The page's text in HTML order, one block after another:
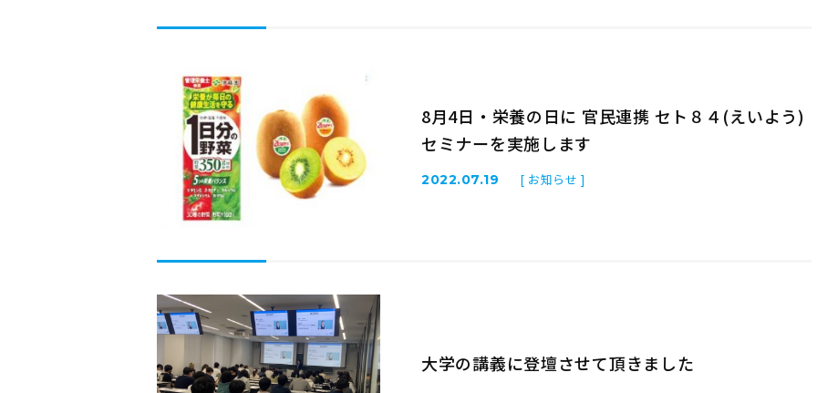
8月4日・栄養の日に 官民連携 セト８４(えいよう)
セミナーを実施します
2022.07.19 [ お知らせ ]
大学の講義に登壇させて頂きました